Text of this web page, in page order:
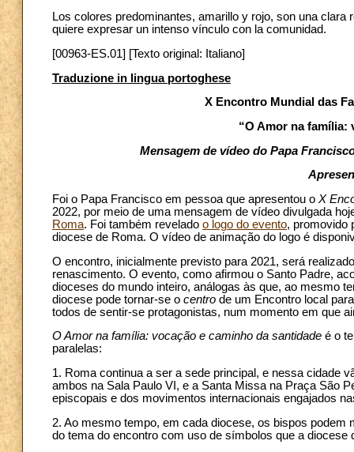
Los colores predominantes, amarillo y rojo, son una
quiere expresar un intenso vínculo con la comunidad.
[00963-ES.01] [Texto original: Italiano]
Traduzione in lingua portoghese
X Encontro Mundial das
“O Amor na família:
Mensagem de vídeo do Papa
Foi o Papa Francisco em pessoa que apresentou o X
2022, por meio de uma mensagem de vídeo divulgada
Roma. Foi também revelado o logo do evento, promovido
diocese de Roma. O vídeo de animação do logo é
O encontro, inicialmente previsto para 2021, será
renascimento. O evento, como afirmou o Santo Padre,
dioceses do mundo inteiro, análogas às que, ao mesmo
diocese pode tornar-se o centro de um Encontro local
todos de sentir-se protagonistas, num momento em que
O Amor na família: vocação e caminho da santidade é o
paralelas:
1. Roma continua a ser a sede principal, e nessa cidade
ambos na Sala Paulo VI, e a Santa Missa na Praça São
episcopais e dos movimentos internacionais engajados
2. Ao mesmo tempo, em cada diocese, os bispos
do tema do encontro com uso de símbolos que a